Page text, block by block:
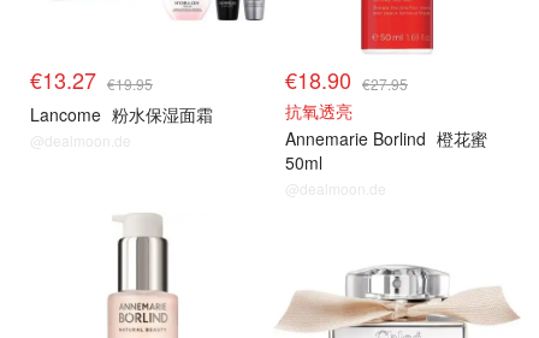
€13.27 €19.95
Lancome 粉水保湿面霜
@dealmoon.de
€18.90 €27.95
抗氧透亮
Annemarie Borlind 橙花蜜
50ml
@dealmoon.de